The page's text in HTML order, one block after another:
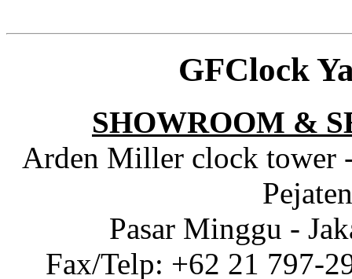
GFClock
SHOWROOM &
Arden Miller clock tower
Pasar Minggu -
Fax/Telp: +62 21 797-